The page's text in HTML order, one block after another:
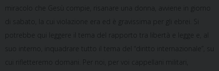
miracolo che Gesù compie, risanare una donna, avviene in giorno
di sabato, la cui violazione era ed è gravissima per gli ebrei. Si
potrebbe qui leggere il tema del rapporto tra libertà e legge e, al
suo interno, inquadrare tutto il tema del “diritto internazionale”, su
cui rifletteremo domani. Per noi, per voi cappellani militari,